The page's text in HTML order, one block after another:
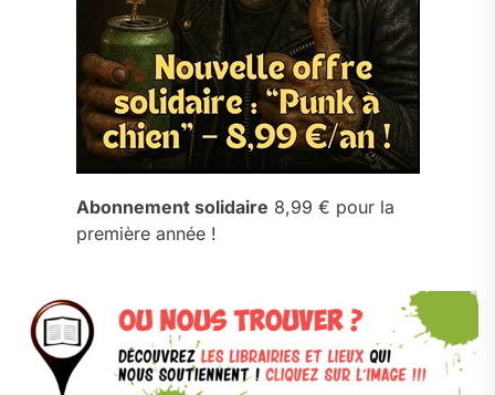
Abonnement solidaire 8,99 € pour la
première année !